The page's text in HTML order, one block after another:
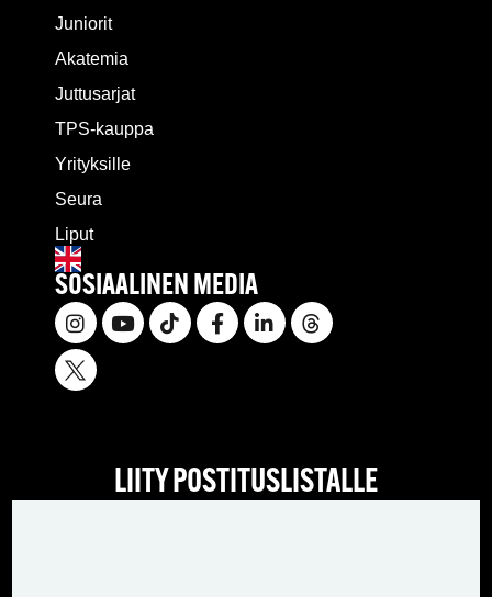
Juniorit
Akatemia
Juttusarjat
TPS-kauppa
Yrityksille
Seura
Liput
SOSIAALINEN MEDIA
LIITY POSTITUSLISTALLE